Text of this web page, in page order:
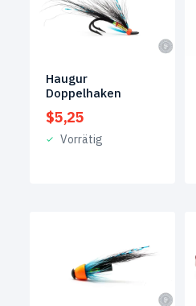
Haugur
Doppelhaken
$5,25
Vorrätig